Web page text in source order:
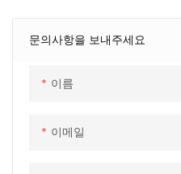
문의사항을 보내주세요
이름
이메일
낮은 온도 상승
안전한 설치 및 연결